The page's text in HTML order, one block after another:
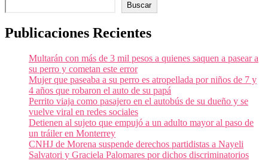
Buscar
Publicaciones Recientes
Multarán con más de 3 mil pesos a quienes saquen a pasear a
su perro y cometan este error
Mujer que paseaba a su perro es atropellada por niños de 7 y
4 años que robaron el auto de su papá
Perrito viaja como pasajero en el autobús de su dueño y se
vuelve viral en redes sociales
Detienen al sujeto que empujó a un adulto mayor al paso de
un tráiler en Monterrey
CNHJ de Morena suspende derechos partidistas a Nayeli
Salvatori y Graciela Palomares por dichos discriminatorios